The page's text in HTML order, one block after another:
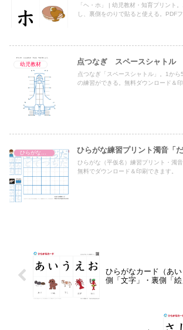
「ヘ・ホ」 | 幼児教材・知育プリント
し、裏側をのりで貼ると使える。PDF
幼児教材 点つなぎ スペースシャトル
点つなぎ「スペースシャトル」。1か
の練習ができる。無料ダウンロード＆印
ひらがな濁音・半濁音（五文字ずつ） ひらがな練習プリント濁音「
ひらがな（平仮名）練習プリント・濁
無料でダウンロード＆印刷できます。
ひらがなカード（あ
側「文字」・裏側「